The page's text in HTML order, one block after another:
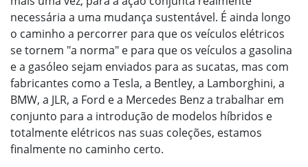
necessária a uma mudança sustentável. É ainda longo
o caminho a percorrer para que os veículos elétricos
se tornem "a norma" e para que os veículos a gasolina
e a gasóleo sejam enviados para as sucatas, mas com
fabricantes como a Tesla, a Bentley, a Lamborghini, a
BMW, a JLR, a Ford e a Mercedes Benz a trabalhar em
conjunto para a introdução de modelos híbridos e
totalmente elétricos nas suas coleções, estamos
finalmente no caminho certo.